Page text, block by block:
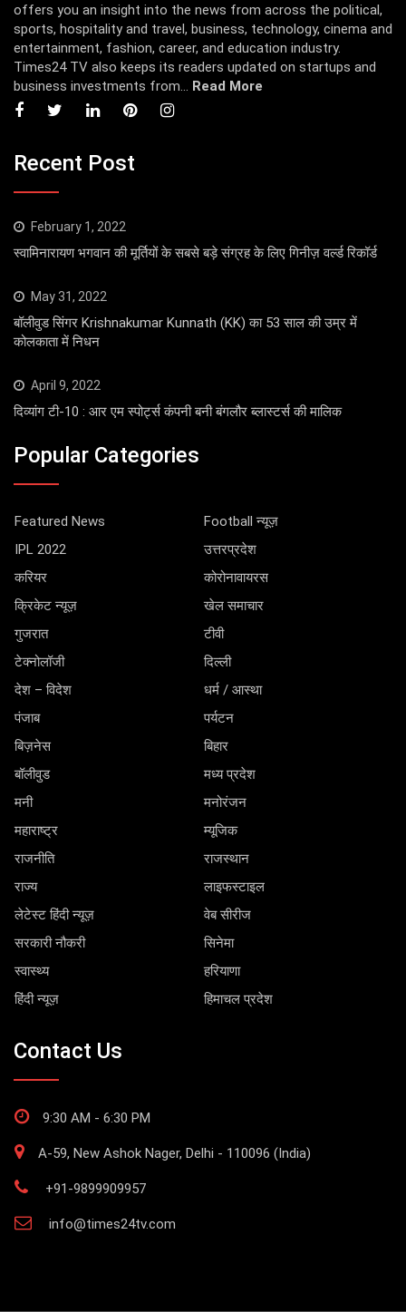
offers you an insight into the news from across the political,
sports, hospitality and travel, business, technology, cinema and
entertainment, fashion, career, and education industry.
Times24 TV also keeps its readers updated on startups and
business investments from... Read More
Recent Post
February 1, 2022
स्वामिनारायण भगवान की मूर्तियों के सबसे बड़े संग्रह के लिए गिनीज़ वर्ल्ड रिकॉर्ड
May 31, 2022
बॉलीवुड सिंगर Krishnakumar Kunnath (KK) का 53 साल की उम्र में
कोलकाता में निधन
April 9, 2022
दिव्यांग टी-10 : आर एम स्पोर्ट्स कंपनी बनी बंगलौर ब्लास्टर्स की मालिक
Popular Categories
Featured News
Football न्यूज़
IPL 2022
उत्तरप्रदेश
करियर
कोरोनावायरस
क्रिकेट न्यूज़
खेल समाचार
गुजरात
टीवी
टेक्नोलॉजी
दिल्ली
देश – विदेश
धर्म / आस्था
पंजाब
पर्यटन
बिज़नेस
बिहार
बॉलीवुड
मध्य प्रदेश
मनी
मनोरंजन
महाराष्ट्र
म्यूजिक
राजनीति
राजस्थान
राज्य
लाइफस्टाइल
लेटेस्ट हिंदी न्यूज़
वेब सीरीज
सरकारी नौकरी
सिनेमा
स्वास्थ्य
हरियाणा
हिंदी न्यूज़
हिमाचल प्रदेश
Contact Us
9:30 AM - 6:30 PM
A-59, New Ashok Nager, Delhi - 110096 (India)
+91-9899909957
info@times24tv.com